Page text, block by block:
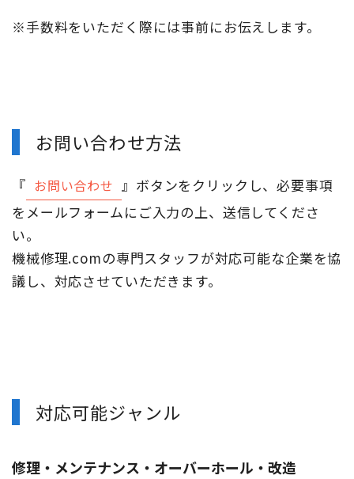
※手数料をいただく際には事前にお伝えします。
お問い合わせ方法
『 お問い合わせ 』ボタンをクリックし、必要事項
をメールフォームにご入力の上、送信してくださ
い。
機械修理.comの専門スタッフが対応可能な企業を協
議し、対応させていただきます。
対応可能ジャンル
修理・メンテナンス・オーバーホール・改造